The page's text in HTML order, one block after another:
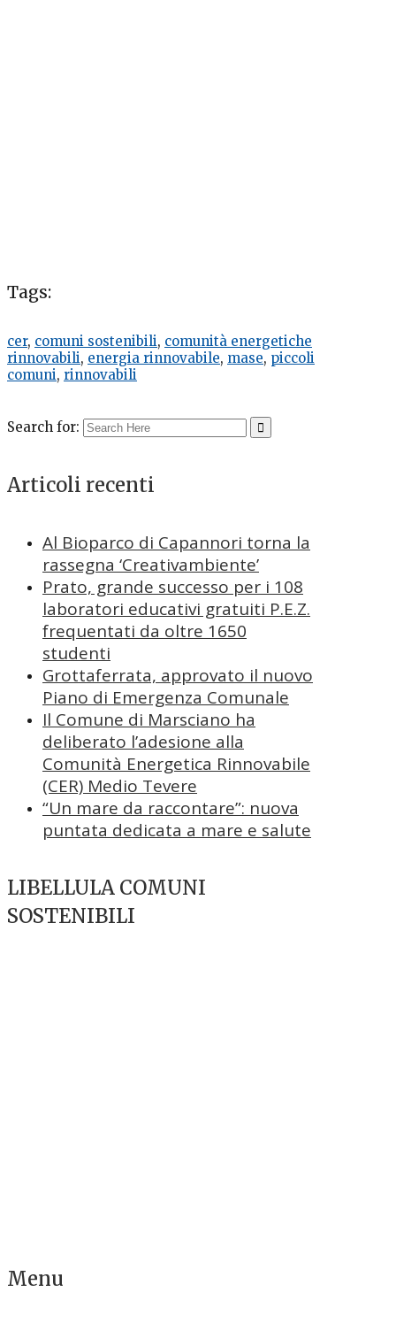
Tags:
cer, comuni sostenibili, comunità energetiche
rinnovabili, energia rinnovabile, mase, piccoli
comuni, rinnovabili
Search for:
Articoli recenti
Al Bioparco di Capannori torna la
rassegna ‘Creativambiente’
Prato, grande successo per i 108
laboratori educativi gratuiti P.E.Z.
frequentati da oltre 1650
studenti
Grottaferrata, approvato il nuovo
Piano di Emergenza Comunale
Il Comune di Marsciano ha
deliberato l’adesione alla
Comunità Energetica Rinnovabile
(CER) Medio Tevere
“Un mare da raccontare”: nuova
puntata dedicata a mare e salute
LIBELLULA COMUNI
SOSTENIBILI
Menu